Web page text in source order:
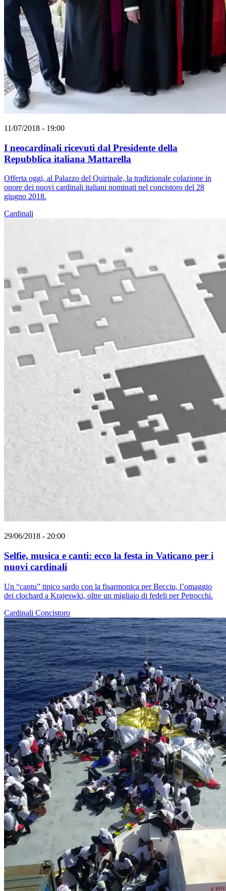
11/07/2018 - 19:00
I neocardinali ricevuti dal Presidente della
Repubblica italiana Mattarella
Offerta oggi, al Palazzo del Quirinale, la tradizionale colazione in
onore dei nuovi cardinali italiani nominati nel concistoro del 28
giugno 2018.
Cardinali
29/06/2018 - 20:00
Selfie, musica e canti: ecco la festa in Vaticano per i
nuovi cardinali
Un “cantu” tipico sardo con la fisarmonica per Becciu, l’omaggio
dei clochard a Krajeswki, oltre un migliaio di fedeli per Petrocchi.
Cardinali Concistoro